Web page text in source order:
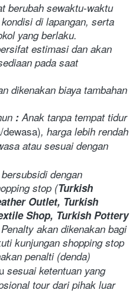
berubah sewaktu-waktu
di lapangan, serta
yang berlaku.
estimasi dan akan
pada saat
dikenakan biaya tambahan
: Anak tanpa tempat tidur
, harga lebih rendah
atau sesuai dengan
dengan
stop (Turkish
Outlet, Turkish
Shop, Turkish Pottery
akan dikenakan bagi
kunjungan shopping stop
penalti (denda)
sesuai ketentuan yang
tour dari pihak luar